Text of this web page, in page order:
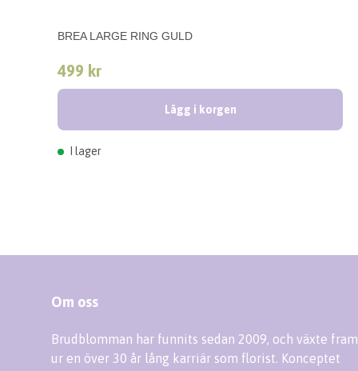
BREA LARGE RING GULD
499 kr
Lägg i korgen
I lager
Om oss
Brudblomman har funnits sedan 2009, och växte fram
ur en över 30 år lång karriär som florist. Konceptet